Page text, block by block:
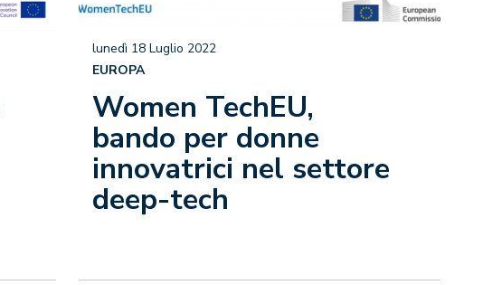
Women TechEU,
bando per donne
innovatrici nel settore
deep-tech
lunedì 18 Luglio 2022
EUROPA